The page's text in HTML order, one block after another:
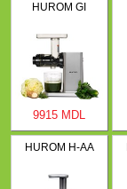
HUROM GI
9915 MDL
HUROM H-AA